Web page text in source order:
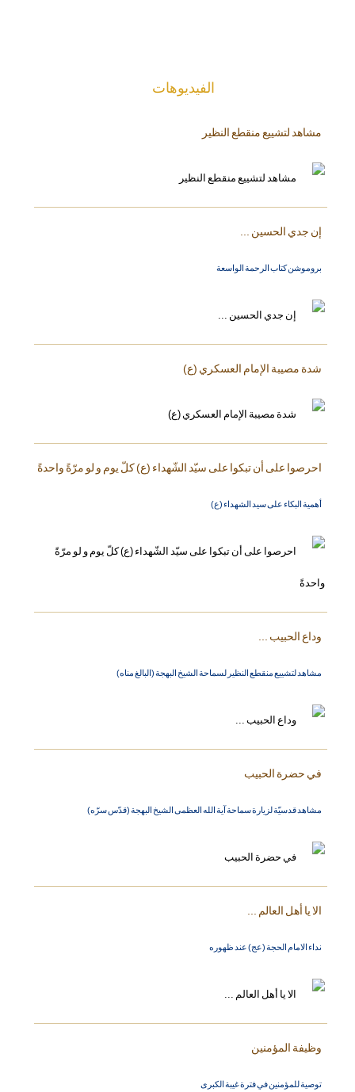
الفیدیوهات
مشاهد لتشييع منقطع النظير
إن جدي الحسين ...
بروموشن كتاب الرحمة الواسعة
شدة مصيبة الإمام العسكري (ع)
احرصوا على أن تبكوا على سيّد الشّهداء (ع) كلّ يوم و لو مرّةً واحدةً
أهمية البكاء على سيد الشهداء (ع)
وداع الحبيب ...
مشاهد لتشييع منقطع النظير لسماحة الشيخ البهجة (البالغ مناه)
في حضرة الحبيب
مشاهد قدسيّة لزيارة سماحة آية الله العظمى الشيخ البهجة (قدّس سرّه)
الا يا أهل العالم ...
نداء الامام الحجة (عج) عند ظهوره
وظيفة المؤمنين
توصية للمؤمنين في فترة غيبة الكبرى